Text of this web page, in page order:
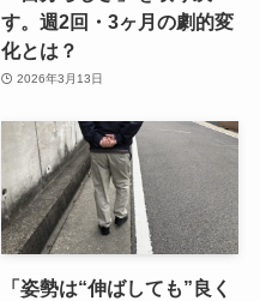
す。週2回・3ヶ月の劇的変
化とは？
2026年3月13日
「姿勢は“伸ばしても”良く